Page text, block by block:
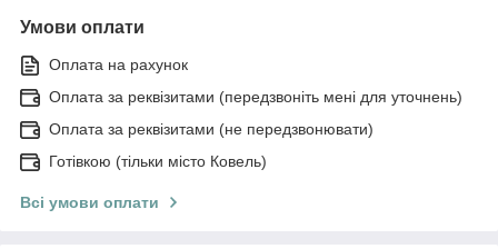
Умови оплати
Оплата на рахунок
Оплата за реквізитами (передзвоніть мені для уточнень)
Оплата за реквізитами (не передзвонювати)
Готівкою (тільки місто Ковель)
Всі умови оплати